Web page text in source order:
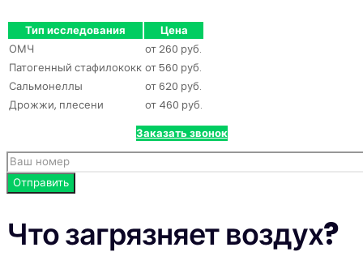
Тип исследования
Цена
ОМЧ
от 260 руб.
Патогенный стафилококк от 560 руб.
Сальмонеллы
от 620 руб.
Дрожжи, плесени
от 460 руб.
Заказать звонок
Что загрязняет воздух?